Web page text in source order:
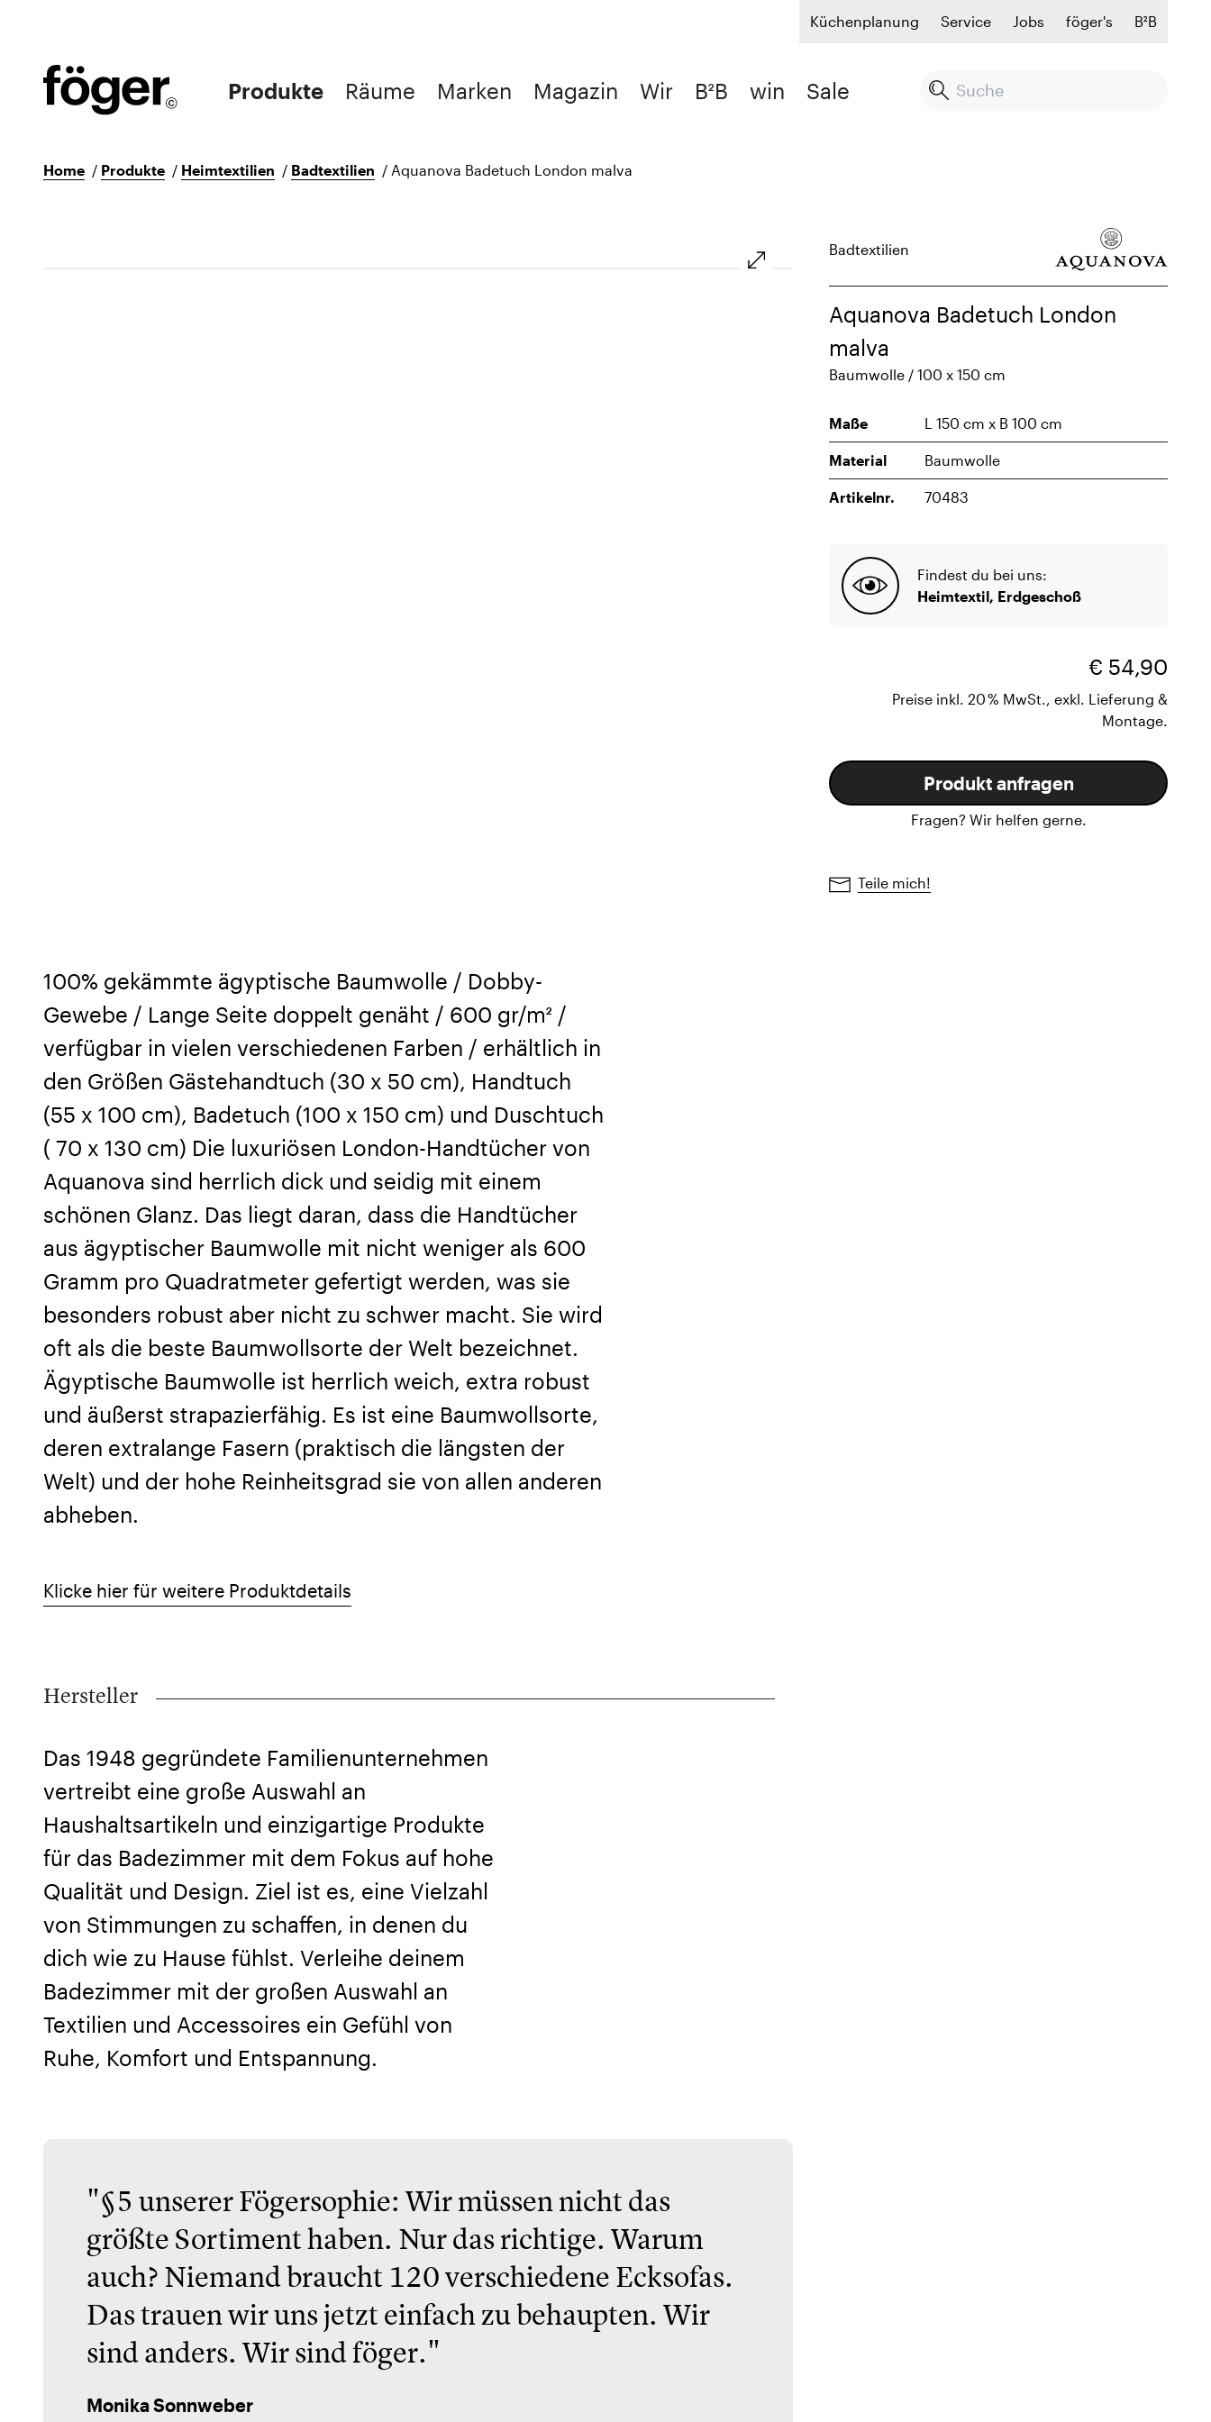
Küchenplanung Service Jobs föger's B²B
Produkte Räume Marken Magazin Wir B²B win Sale
Home / Produkte / Heimtextilien / Badtextilien / Aquanova Badetuch London malva
Badtextilien
Aquanova Badetuch London
malva
Baumwolle / 100 x 150 cm
Maße L 150 cm x B 100 cm
Material Baumwolle
Artikelnr. 70483
Findest du bei uns:
Heimtextil, Erdgeschoß
€ 54,90
Preise inkl. 20 % MwSt., exkl. Lieferung &
Montage.
Produkt anfragen
Fragen? Wir helfen gerne.
Teile mich!
100% gekämmte ägyptische Baumwolle / Dobby-
Gewebe / Lange Seite doppelt genäht / 600 gr/m² /
verfügbar in vielen verschiedenen Farben / erhältlich in
den Größen Gästehandtuch (30 x 50 cm), Handtuch
(55 x 100 cm), Badetuch (100 x 150 cm) und Duschtuch
( 70 x 130 cm) Die luxuriösen London-Handtücher von
Aquanova sind herrlich dick und seidig mit einem
schönen Glanz. Das liegt daran, dass die Handtücher
aus ägyptischer Baumwolle mit nicht weniger als 600
Gramm pro Quadratmeter gefertigt werden, was sie
besonders robust aber nicht zu schwer macht. Sie wird
oft als die beste Baumwollsorte der Welt bezeichnet.
Ägyptische Baumwolle ist herrlich weich, extra robust
und äußerst strapazierfähig. Es ist eine Baumwollsorte,
deren extralange Fasern (praktisch die längsten der
Welt) und der hohe Reinheitsgrad sie von allen anderen
abheben.
Klicke hier für weitere Produktdetails
Hersteller
Das 1948 gegründete Familienunternehmen
vertreibt eine große Auswahl an
Haushaltsartikeln und einzigartige Produkte
für das Badezimmer mit dem Fokus auf hohe
Qualität und Design. Ziel ist es, eine Vielzahl
von Stimmungen zu schaffen, in denen du
dich wie zu Hause fühlst. Verleihe deinem
Badezimmer mit der großen Auswahl an
Textilien und Accessoires ein Gefühl von
Ruhe, Komfort und Entspannung.
"§5 unserer Fögersophie: Wir müssen nicht das
größte Sortiment haben. Nur das richtige. Warum
auch? Niemand braucht 120 verschiedene Ecksofas.
Das trauen wir uns jetzt einfach zu behaupten. Wir
sind anders. Wir sind föger."
Monika Sonnweber